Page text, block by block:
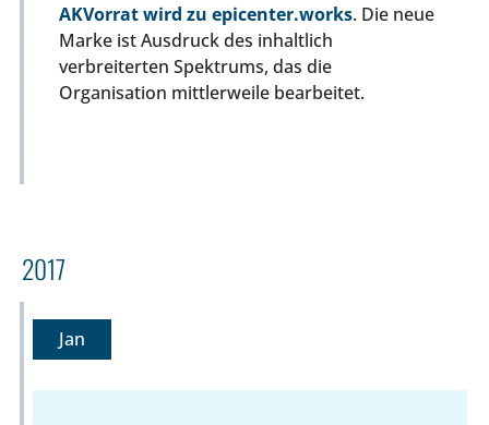
AKVorrat wird zu epicenter.works. Die neue
Marke ist Ausdruck des inhaltlich
verbreiterten Spektrums, das die
Organisation mittlerweile bearbeitet.
2017
Jan